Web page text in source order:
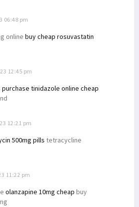
06:48 pm
online buy cheap rosuvastatin
12:45 pm
purchase tinidazole online cheap
12:21 pm
500mg pills tetracycline
11:22 pm
olanzapine 10mg cheap buy